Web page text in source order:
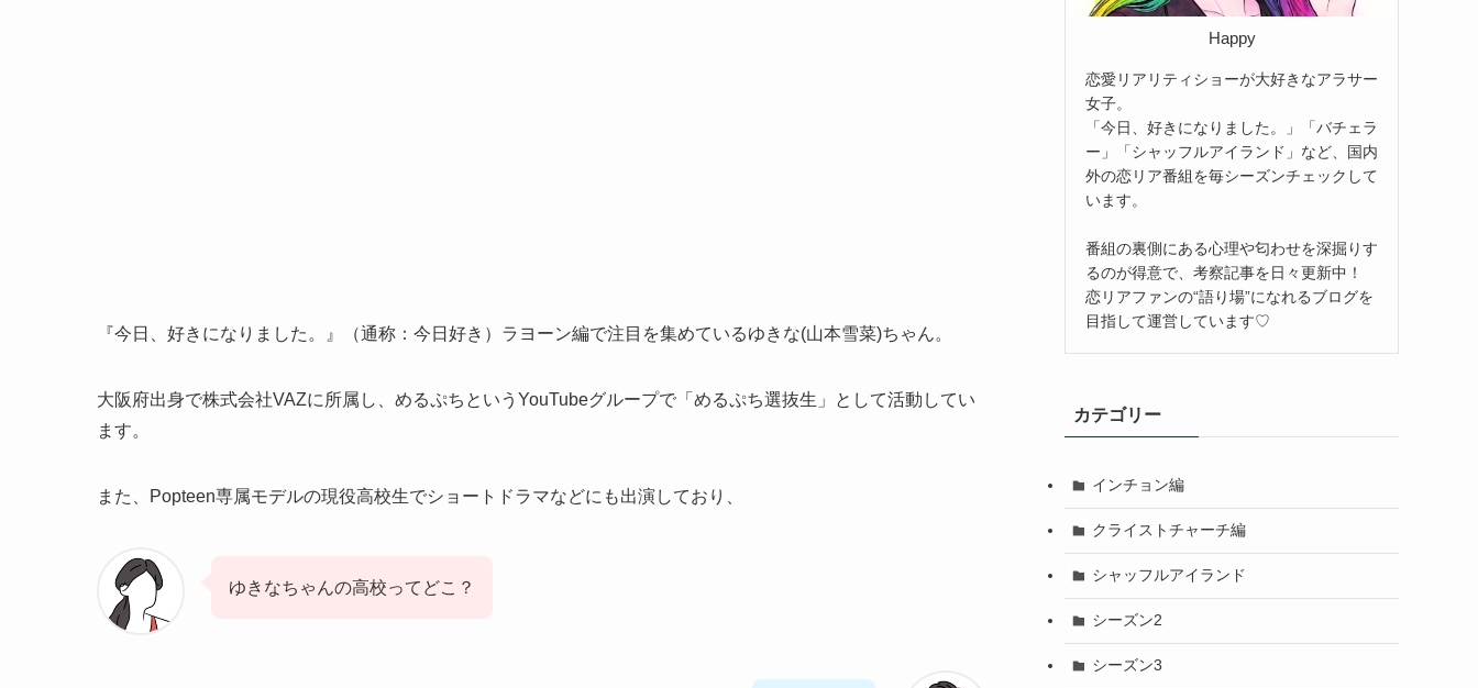
『今日、好きになりました。』（通称：今日好き）ラヨーン編で注目を集めているゆきな(山本雪菜)ちゃん。
大阪府出身で株式会社VAZに所属し、めるぷちというYouTubeグループで「めるぷち選抜生」として活動してい
ます。
また、Popteen専属モデルの現役高校生でショートドラマなどにも出演しており、
ゆきなちゃんの高校ってどこ？
Happy
恋愛リアリティショーが大好きなアラサー
女子。
「今日、好きになりました。」「バチェラ
ー」「シャッフルアイランド」など、国内
外の恋リア番組を毎シーズンチェックして
います。
番組の裏側にある心理や匂わせを深掘りす
るのが得意で、考察記事を日々更新中！
恋リアファンの“語り場”になれるブログを
目指して運営しています♡
カテゴリー
インチョン編
クライストチャーチ編
シャッフルアイランド
シーズン2
シーズン3